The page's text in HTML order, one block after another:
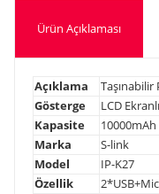
Ürün Açıklaması
Açıklama
Taşınabilir
Gösterge
LCD Ekranlı
Kapasite
10000mAh
Marka
S-link
Model
IP-K27
Özellik